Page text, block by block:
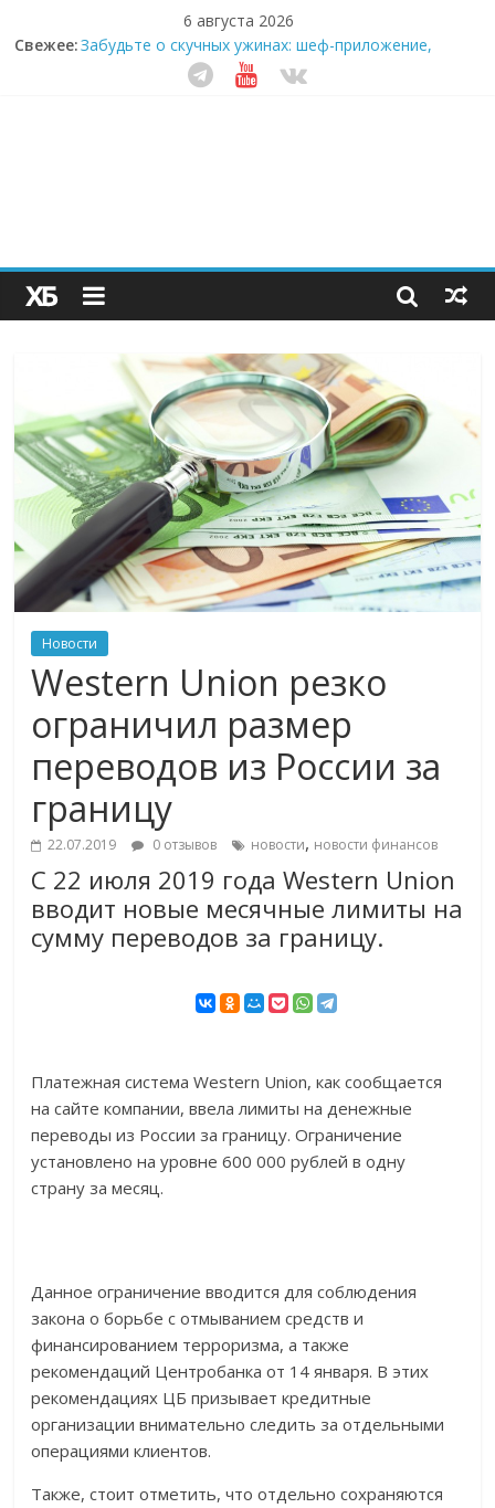
6 августа 2026
Свежее:Забудьте о скучных ужинах: шеф-приложение,
которое видит вашу еду насквозь
Небо зовёт: как бизнес на полётах дронов и
Секрет супергидратации: почему кокосовая вода с
пребиотиками становится главным трендом
здорового питания
Новости
Western Union резко
ограничил размер
переводов из России за
границу
22.07.2019 0 отзывов новости, новости финансов
С 22 июля 2019 года Western Union
вводит новые месячные лимиты на
сумму переводов за границу.
Платежная система Western Union, как сообщается
на сайте компании, ввела лимиты на денежные
переводы из России за границу. Ограничение
установлено на уровне 600 000 рублей в одну
страну за месяц.
Данное ограничение вводится для соблюдения
закона о борьбе с отмыванием средств и
финансированием терроризма, а также
рекомендаций Центробанка от 14 января. В этих
рекомендациях ЦБ призывает кредитные
организации внимательно следить за отдельными
операциями клиентов.
Также, стоит отметить, что отдельно сохраняются